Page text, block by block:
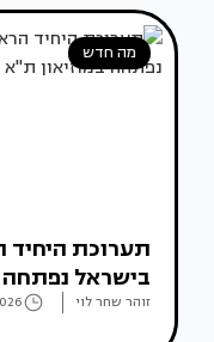
מה חדש
תערוכת היחיד
בישראל נפתחה
זוהר שחר לוי